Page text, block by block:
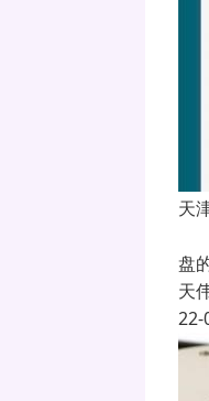
天
盘
天
22-